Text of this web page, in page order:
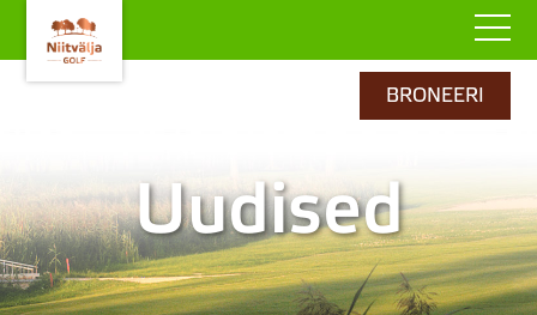
BRONEERI
Uudised